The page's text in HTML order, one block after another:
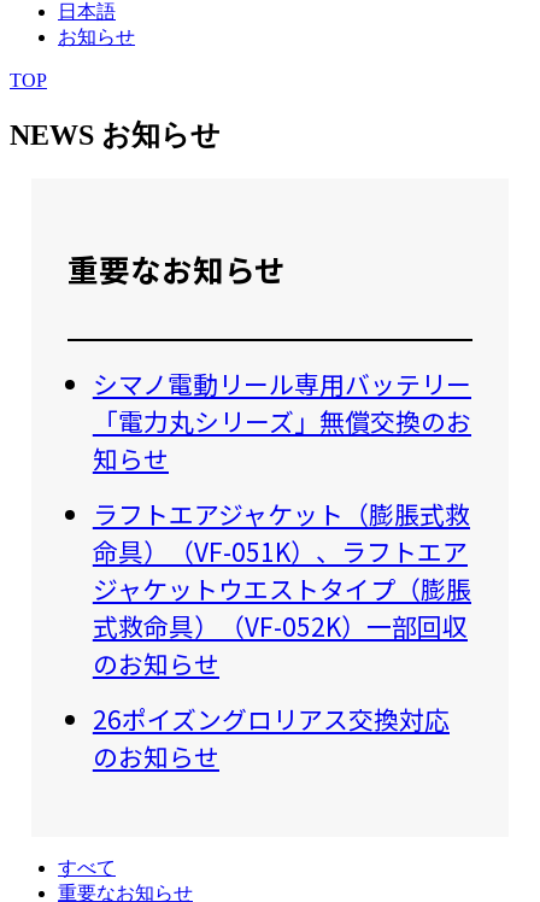
日本語
お知らせ
TOP
NEWS お知らせ
重要なお知らせ
シマノ電動リール専用バッテリー
「電力丸シリーズ」無償交換のお
知らせ
ラフトエアジャケット（膨脹式救
命具）（VF-051K）、ラフトエア
ジャケットウエストタイプ（膨脹
式救命具）（VF-052K）一部回収
のお知らせ
26ポイズングロリアス交換対応
のお知らせ
すべて
重要なお知らせ